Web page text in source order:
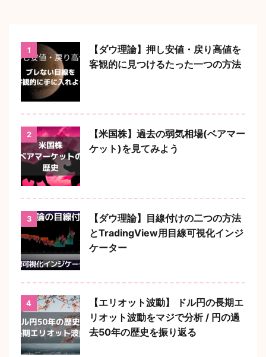
1
【ダウ理論】押し安値・戻り高値を
客観的に見つけるたった一つの方法
2
【米国株】過去の弱気相場(ベアマー
ケット)を見てみよう
3
【ダウ理論】目線付けの二つの方法
とTradingView用目線可視化インジ
ケーター
4
【エリオット波動】 ドル円の長期エ
リオット波動をマジで分析 / 円の過
去50年の歴史を振り返る